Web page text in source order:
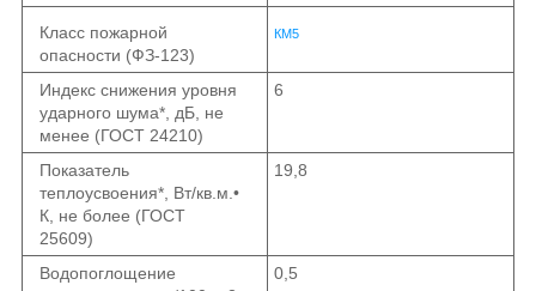
Класс пожарной
опасности (ФЗ-123)
КМ5
Индекс снижения уровня
ударного шума*, дБ, не
менее (ГОСТ 24210)
6
Показатель
теплоусвоения*, Вт/кв.м.•
К, не более (ГОСТ
25609)
19,8
Водопоглощение
0,5